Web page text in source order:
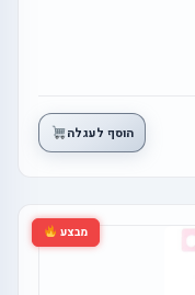
הוסף לעגלה
מבצע